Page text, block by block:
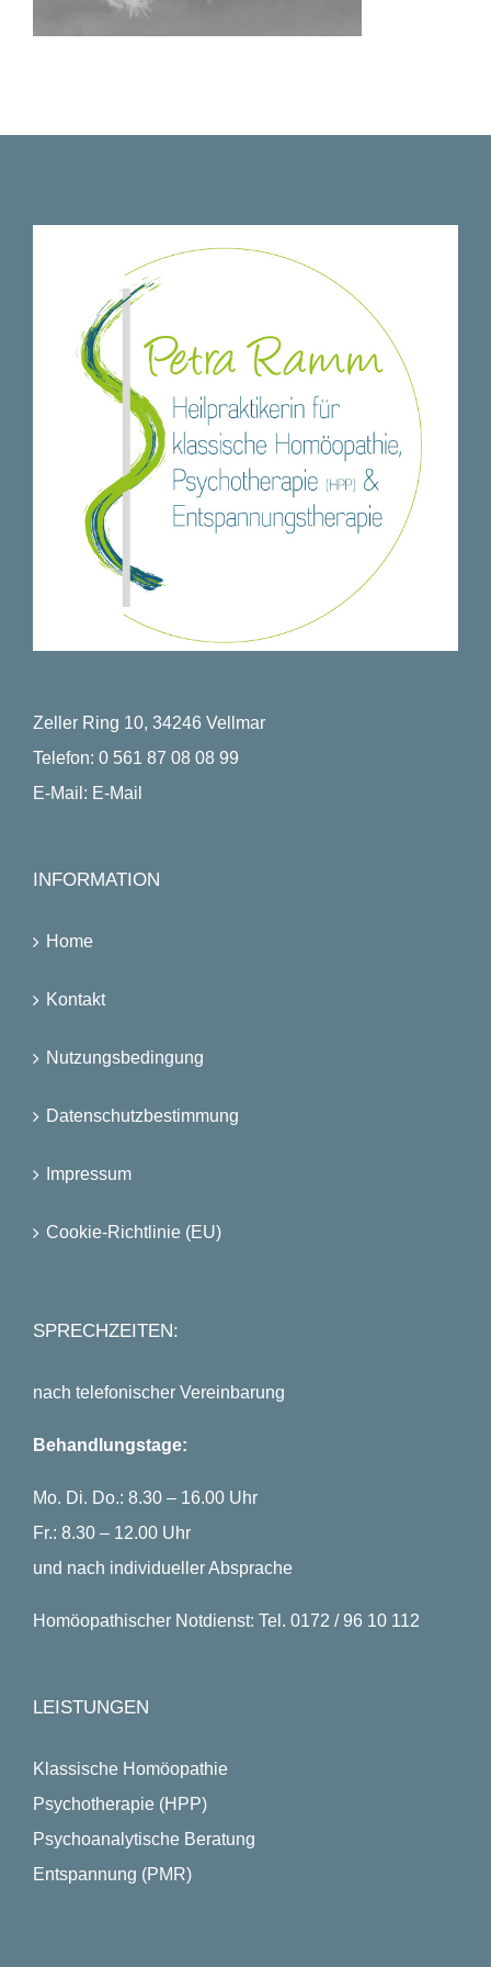
Zeller Ring 10, 34246 Vellmar
Telefon: 0 561 87 08 08 99
E-Mail: E-Mail
INFORMATION
Home
Kontakt
Nutzungsbedingung
Datenschutzbestimmung
Impressum
Cookie-Richtlinie (EU)
SPRECHZEITEN:
nach telefonischer Vereinbarung
Behandlungstage:
Mo. Di. Do.: 8.30 – 16.00 Uhr
Fr.: 8.30 – 12.00 Uhr
und nach individueller Absprache
Homöopathischer Notdienst: Tel. 0172 / 96 10 112
LEISTUNGEN
Klassische Homöopathie
Psychotherapie (HPP)
Psychoanalytische Beratung
Entspannung (PMR)